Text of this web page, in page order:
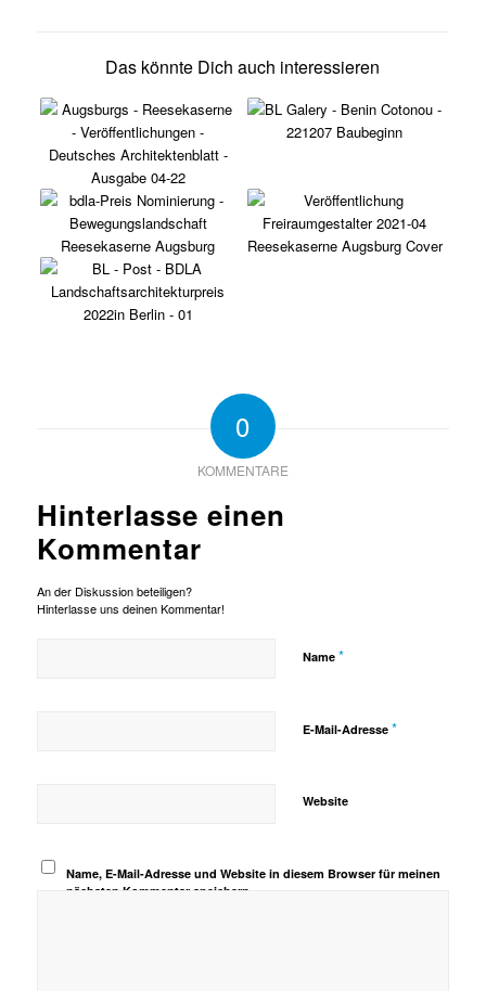
Das könnte Dich auch interessieren
0
KOMMENTARE
Hinterlasse einen
Kommentar
An der Diskussion beteiligen?
Hinterlasse uns deinen Kommentar!
Name *
E-Mail-Adresse *
Website
Name, E-Mail-Adresse und Website in diesem Browser für meinen
nächsten Kommentar speichern.